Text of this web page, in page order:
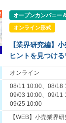
オープンカンパニー
オンライン形式
【業界研究編】
ヒントを見つける
オンライン
08/11 10:00、08/18
09/03 10:00、09/11
09/25 10:00
【WEB】小売業界